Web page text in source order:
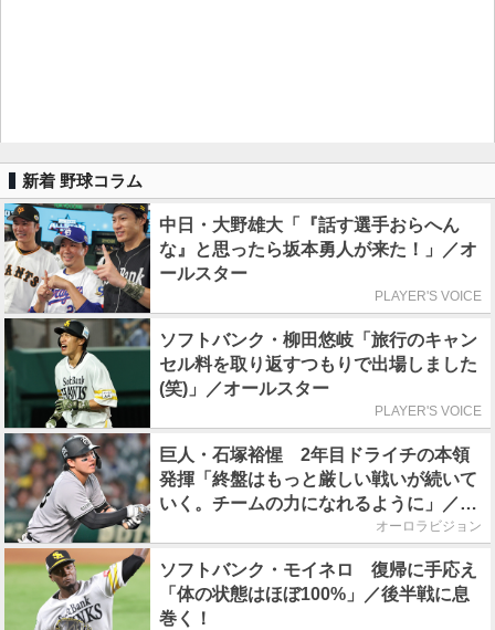
新着 野球コラム
中日・大野雄大「『話す選手おらへん
な』と思ったら坂本勇人が来た！」／オ
ールスター
PLAYER'S VOICE
ソフトバンク・柳田悠岐「旅行のキャン
セル料を取り返すつもりで出場しました
(笑)」／オールスター
PLAYER'S VOICE
巨人・石塚裕惺 2年目ドライチの本領
発揮「終盤はもっと厳しい戦いが続いて
いく。チームの力になれるように」／後
オーロラビジョン
ソフトバンク・モイネロ 復帰に手応え
「体の状態はほぼ100%」／後半戦に息
巻く！